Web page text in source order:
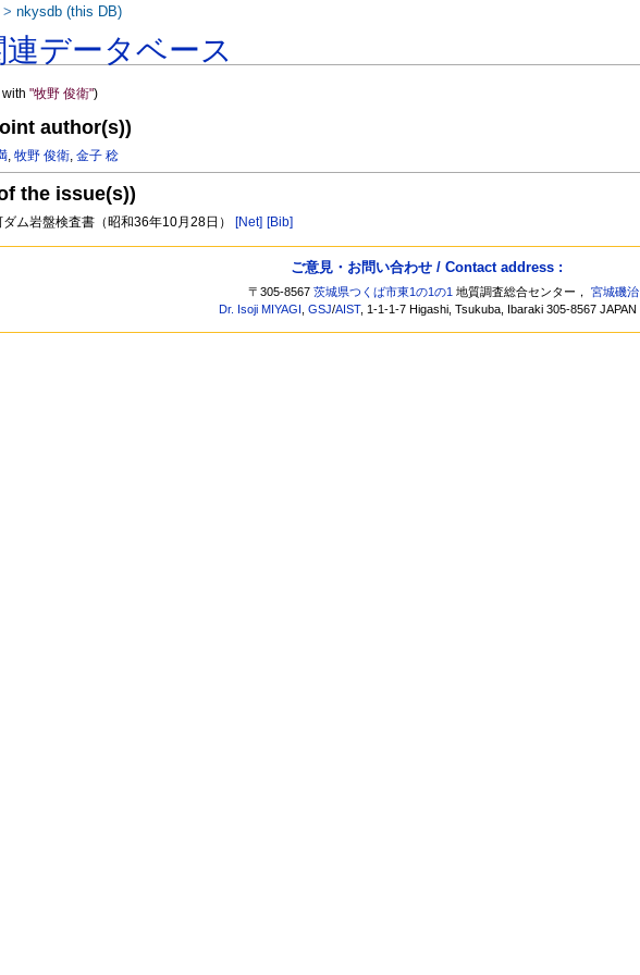
データベース
with"牧野 俊衛")
author(s))
,牧野 俊衛,金子 稔
the issue(s))
ム岩盤検査書（昭和36年10月28日） [Net] [Bib]
>nkysdb (this DB)
ご意見・お問い合わせ / Contact address :
〒305-8567茨城県つくば市東1の1の1 地質調査総合センター，宮城磯治
Dr. Isoji MIYAGI ,GSJ/AIST, 1-1-1-7 Higashi, Tsukuba, Ibaraki 305-8567 JAPAN